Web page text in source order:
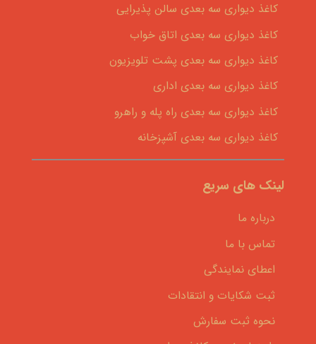
کاغذ دیواری سه بعدی سالن پذیرایی
کاغذ دیواری سه بعدی اتاق خواب
کاغذ دیواری سه بعدی پشت تلویزیون
کاغذ دیواری سه بعدی اداری
کاغذ دیواری سه بعدی راه پله و راهرو
کاغذ دیواری سه بعدی آشپزخانه
لینک های سریع
درباره ما
تماس با ما
اعطای نمایندگی
ثبت شکایات و انتقادات
نحوه ثبت سفارش